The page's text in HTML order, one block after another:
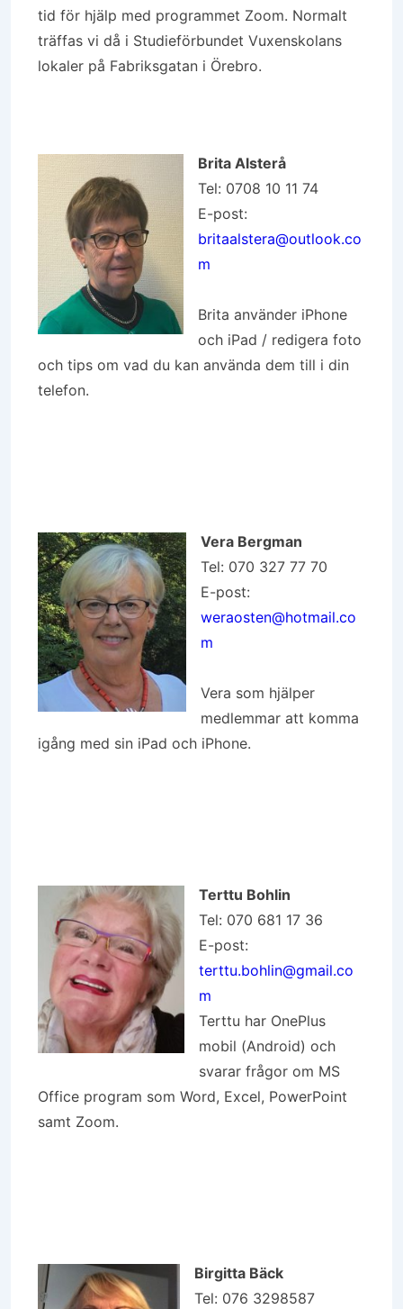
tid för hjälp med programmet Zoom. Normalt
träffas vi då i Studieförbundet Vuxenskolans
lokaler på Fabriksgatan i Örebro.
Brita Alsterå
Tel: 0708 10 11 74
E-post:
britaalstera@outlook.co
m
Brita använder iPhone
och iPad / redigera foto
och tips om vad du kan använda dem till i din
telefon.
Vera Bergman
Tel: 070 327 77 70
E-post:
weraosten@hotmail.co
m
Vera som hjälper
medlemmar att komma
igång med sin iPad och iPhone.
Terttu Bohlin
Tel: 070 681 17 36
E-post:
terttu.bohlin@gmail.co
m
Terttu har OnePlus
mobil (Android) och
svarar frågor om MS
Office program som Word, Excel, PowerPoint
samt Zoom.
Birgitta Bäck
Tel: 076 3298587